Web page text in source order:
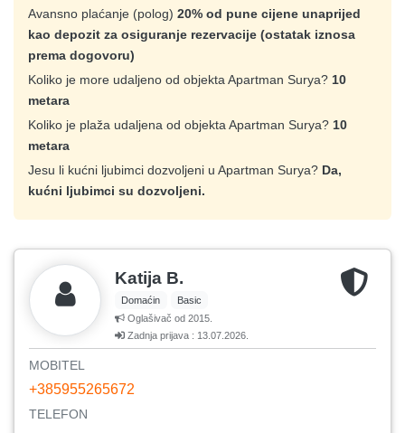
Avansno plaćanje (polog) 20% od pune cijene unaprijed
kao depozit za osiguranje rezervacije (ostatak iznosa
prema dogovoru)
Koliko je more udaljeno od objekta Apartman Surya? 10
metara
Koliko je plaža udaljena od objekta Apartman Surya? 10
metara
Jesu li kućni ljubimci dozvoljeni u Apartman Surya? Da,
kućni ljubimci su dozvoljeni.
Katija B.
Domaćin
Basic
Oglašivač od 2015.
Zadnja prijava : 13.07.2026.
MOBITEL
+385955265672
TELEFON